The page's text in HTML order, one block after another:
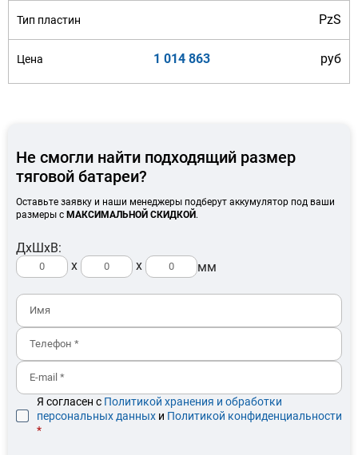
PzS
1 014 863 руб
Не смогли найти подходящий размер
тяговой батареи?
Оставьте заявку и наши менеджеры подберут аккумулятор под ваши
размеры с МАКСИМАЛЬНОЙ СКИДКОЙ .
ДхШхВ:
x
x мм
Я согласен с Политикой хранения и обработки
персональных данных и Политикой конфиденциальности
*